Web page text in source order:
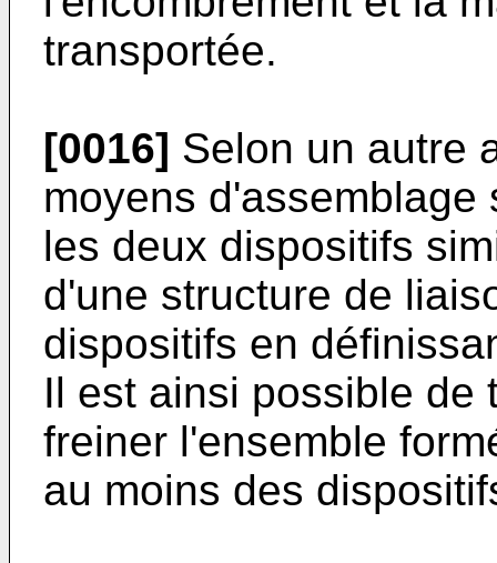
transportée.
[0016] Selon un autre
moyens
les deux dispositifs
d'une structure de
dispositifs en
Il est ainsi possible de
freiner l'ensemble
au moins des